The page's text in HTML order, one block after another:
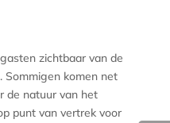
zichtbaar van de
Sommigen komen net
de natuur van het
punt van vertrek voor